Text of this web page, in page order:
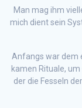
Man mag ihm
mich dient sein
Anfangs war dem
kamen Rituale,
der die Fesseln